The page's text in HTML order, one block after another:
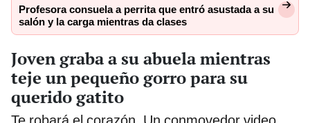
Profesora consuela a perrita que entró asustada a su
salón y la carga mientras da clases
Joven graba a su abuela mientras
teje un pequeño gorro para su
querido gatito